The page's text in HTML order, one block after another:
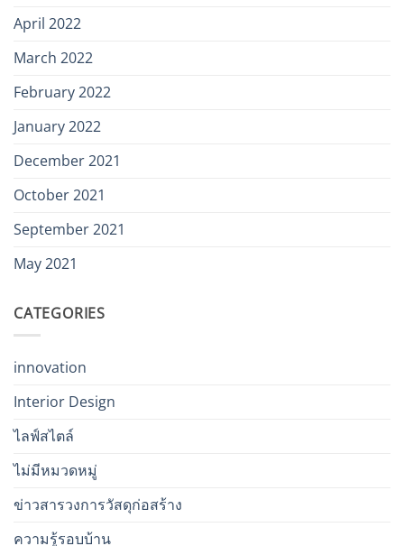
April 2022
March 2022
February 2022
January 2022
December 2021
October 2021
September 2021
May 2021
CATEGORIES
innovation
Interior Design
ไลฟ์สไตล์
ไม่มีหมวดหมู่
ข่าวสารวงการวัสดุก่อสร้าง
ความรู้รอบบ้าน